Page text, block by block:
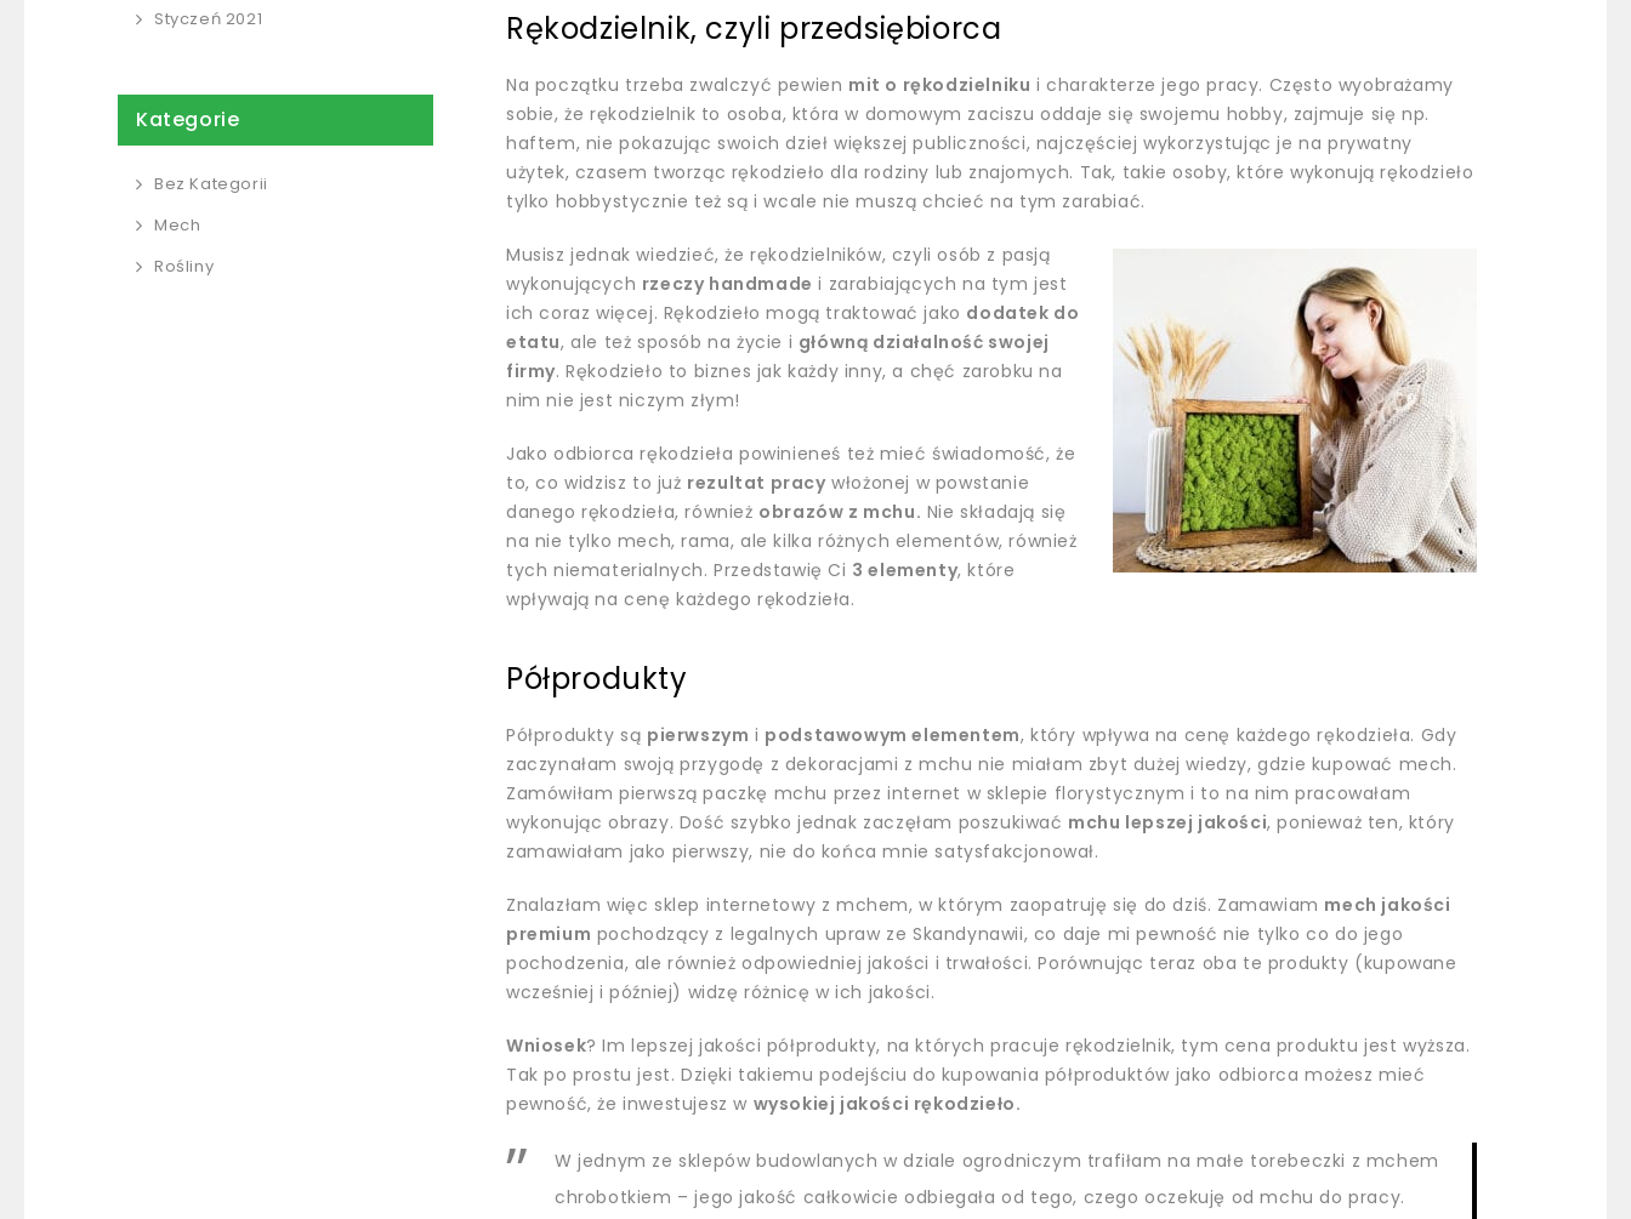
Rękodzielnik, czyli przedsiębiorca
Na początku trzeba zwalczyć pewien mit o rękodzielniku i charakterze jego pracy. Często wyobrażamy
sobie, że rękodzielnik to osoba, która w domowym zaciszu oddaje się swojemu hobby, zajmuje się np.
haftem, nie pokazując swoich dzieł większej publiczności, najczęściej wykorzystując je na prywatny
użytek, czasem tworząc rękodzieło dla rodziny lub znajomych. Tak, takie osoby, które wykonują rękodzieło
tylko hobbystycznie też są i wcale nie muszą chcieć na tym zarabiać.
Musisz jednak wiedzieć, że rękodzielników, czyli osób z pasją
wykonujących rzeczy handmade i zarabiających na tym jest
ich coraz więcej. Rękodzieło mogą traktować jako dodatek do
etatu, ale też sposób na życie i główną działalność swojej
firmy. Rękodzieło to biznes jak każdy inny, a chęć zarobku na
nim nie jest niczym złym!
Jako odbiorca rękodzieła powinieneś też mieć świadomość, że
to, co widzisz to już rezultat pracy włożonej w powstanie
danego rękodzieła, również obrazów z mchu. Nie składają się
na nie tylko mech, rama, ale kilka różnych elementów, również
tych niematerialnych. Przedstawię Ci 3 elementy, które
wpływają na cenę każdego rękodzieła.
Półprodukty
Półprodukty są pierwszym i podstawowym elementem, który wpływa na cenę każdego rękodzieła. Gdy
zaczynałam swoją przygodę z dekoracjami z mchu nie miałam zbyt dużej wiedzy, gdzie kupować mech.
Zamówiłam pierwszą paczkę mchu przez internet w sklepie florystycznym i to na nim pracowałam
wykonując obrazy. Dość szybko jednak zaczęłam poszukiwać mchu lepszej jakości, ponieważ ten, który
zamawiałam jako pierwszy, nie do końca mnie satysfakcjonował.
Znalazłam więc sklep internetowy z mchem, w którym zaopatruję się do dziś. Zamawiam mech jakości
premium pochodzący z legalnych upraw ze Skandynawii, co daje mi pewność nie tylko co do jego
pochodzenia, ale również odpowiedniej jakości i trwałości. Porównując teraz oba te produkty (kupowane
wcześniej i później) widzę różnicę w ich jakości.
Wniosek? Im lepszej jakości półprodukty, na których pracuje rękodzielnik, tym cena produktu jest wyższa.
Tak po prostu jest. Dzięki takiemu podejściu do kupowania półproduktów jako odbiorca możesz mieć
pewność, że inwestujesz w wysokiej jakości rękodzieło.
W jednym ze sklepów budowlanych w dziale ogrodniczym trafiłam na małe torebeczki z mchem
chrobotkiem – jego jakość całkowicie odbiegała od tego, czego oczekuję od mchu do pracy.
Styczeń 2021
Kategorie
Bez Kategorii
Mech
Rośliny